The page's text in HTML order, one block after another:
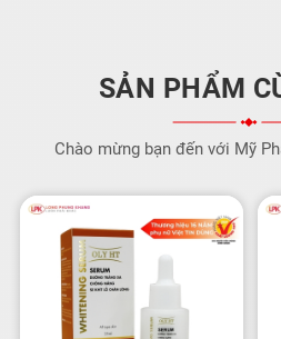
SẢN PHẨM
Chào mừng bạn đến với Mỹ